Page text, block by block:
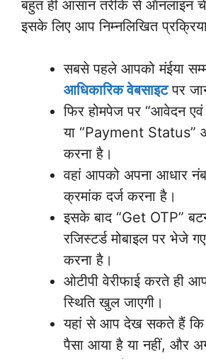
बहुत ही आसान तरीके से ऑनलाइन
इसके लिए आप निम्नलिखित
सबसे पहले आपको मंईया
आधिकारिक वेबसाइटपर
फिर होमपेज पर “आवेदन एवं
या “Payment Status”
करना है।
वहां आपको अपना आधार
क्रमांक दर्ज करना है।
इसके बाद “Get OTP”
रजिस्टर्ड मोबाइल पर भेजे
करना है।
ओटीपी वेरीफाई करते ही
स्थिति खुल जाएगी।
यहां से आप देख सकते हैं
पैसा आया है या नहीं, और